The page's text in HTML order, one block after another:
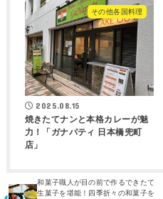
その他各国料理
2025.08.15
焼きたてナンと本格カレーが魅
力！「ガナパティ 日本橋兜町
店」
和菓子職人が目の前で作るできたて
生菓子を堪能！四季折々の和菓子を